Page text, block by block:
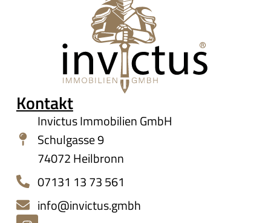
Kontakt
Invictus Immobilien GmbH
Schulgasse 9
74072 Heilbronn
07131 13 73 561
info@invictus.gmbh